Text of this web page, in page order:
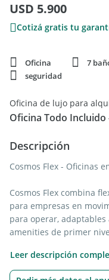
USD 5.900
Cotizá gratis tu
Oficina 7
seguridad
Oficina Todo Incluido
Descripción
Cosmos Flex - Oficinas
Cosmos Flex combina
para empresas en
para operar,
amenities de primer
Ubicado en el corazón
Marzo y Bonavita, forma
Leer descripción